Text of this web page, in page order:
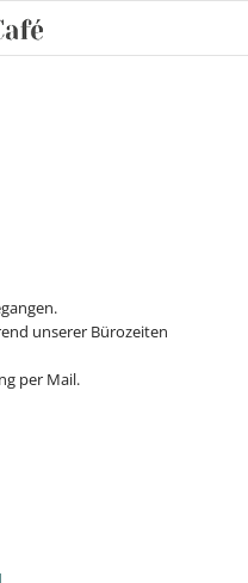
unserer Bürozeiten
per Mail.